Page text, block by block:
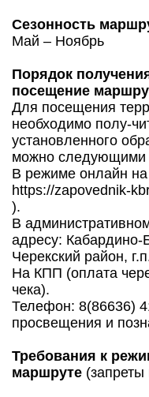
Сезонность
Май – Ноябрь
Порядок
посещение
Для посещения
необходимо полу-
установленного
можно следующими
В режиме онлайн
https://zapovednik-
).
В
адресу: Кабардино-
Черекский район,
На КПП (оплата
чека).
Телефон: 8(86636)
просвещения и
Требования к
маршруте (запреты